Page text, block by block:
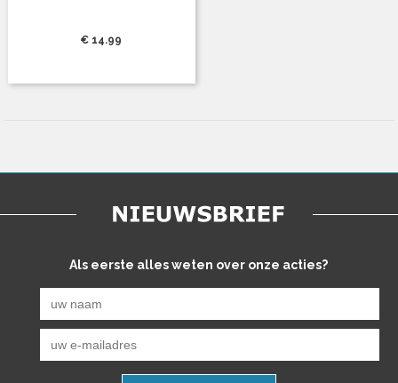
€ 14.99
Als eerste alles weten over onze acties?